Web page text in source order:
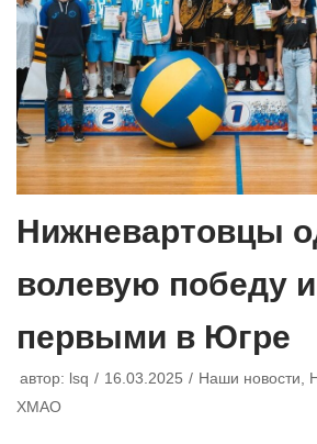
Нижневартовцы
волевую победу
первыми в Югре
автор: lsq 16.03.2025 Наши новости,
ХМАО